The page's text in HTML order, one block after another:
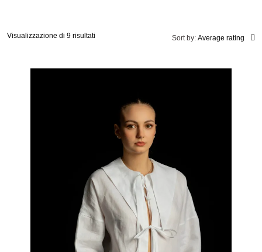
Sort by: Average rating
Visualizzazione di 9 risultati